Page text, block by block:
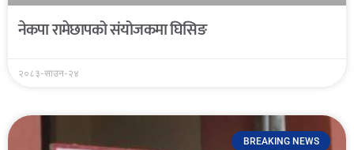
नेकपा रामेछापको संयोजकमा घिसिङ
२०८३-साउन-२४
BREAKING NEWS